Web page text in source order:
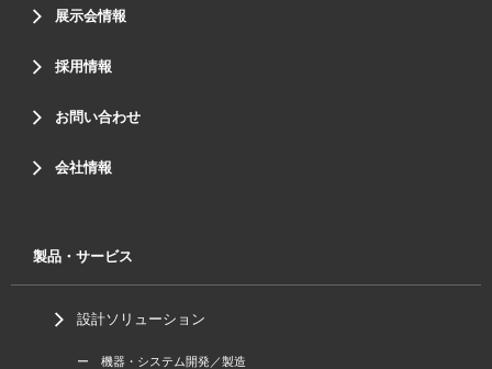
展示会情報
採用情報
お問い合わせ
会社情報
製品・サービス
設計ソリューション
ー 機器・システム開発／製造